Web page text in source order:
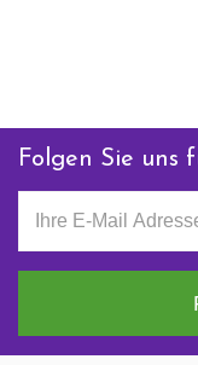
Folgen Sie uns